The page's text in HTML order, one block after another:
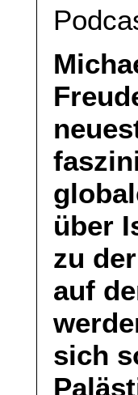
über
zu
auf
sich